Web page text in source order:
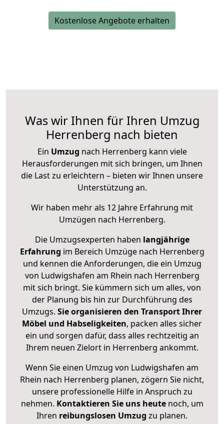
Kostenlose Angebote erhalten
Was wir Ihnen für Ihren Umzug
Herrenberg nach bieten
Ein Umzug nach Herrenberg kann viele
Herausforderungen mit sich bringen, um Ihnen
die Last zu erleichtern – bieten wir Ihnen unsere
Unterstützung an.
Wir haben mehr als 12 Jahre Erfahrung mit
Umzügen nach Herrenberg.
Die Umzugsexperten haben langjährige
Erfahrung im Bereich Umzüge nach Herrenberg
und kennen die Anforderungen, die ein Umzug
von Ludwigshafen am Rhein nach Herrenberg
mit sich bringt. Sie kümmern sich um alles, von
der Planung bis hin zur Durchführung des
Umzugs. Sie organisieren den Transport Ihrer
Möbel und Habseligkeiten, packen alles sicher
ein und sorgen dafür, dass alles rechtzeitig an
Ihrem neuen Zielort in Herrenberg ankommt.
Wenn Sie einen Umzug von Ludwigshafen am
Rhein nach Herrenberg planen, zögern Sie nicht,
unsere professionelle Hilfe in Anspruch zu
nehmen. Kontaktieren Sie uns heutenoch, um
Ihren reibungslosen Umzug zu planen.